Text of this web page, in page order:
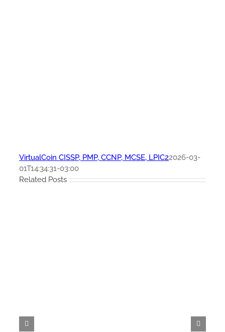
VirtualCoin CISSP, PMP, CCNP, MCSE, LPIC22026-03-
01T14:34:31-03:00
Related Posts